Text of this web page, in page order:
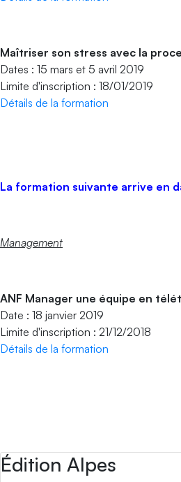
Maîtriser son stress avec la
Dates : 15 mars et 5 avril 2019
Limite d'inscription : 18/01/2019
Détails de la formation
La formation suivante arrive en
Management
ANF Manager une équipe en
Date : 18 janvier 2019
Limite d'inscription : 21/12/2018
Détails de la formation
Édition Alpes